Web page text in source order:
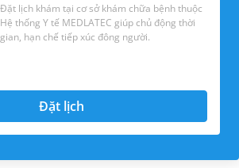
Đặt lịch khám tại cơ sở khám chữa bệnh thuộc
Hệ thống Y tế MEDLATEC giúp chủ động thời
gian, hạn chế tiếp xúc đông người.
Đặt lịch